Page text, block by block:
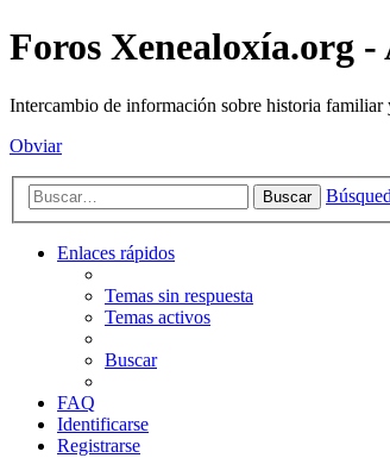
Foros Xenealoxía.org
Intercambio de información sobre historia familiar
Obviar
Buscar
Enlaces rápidos
Temas sin respuesta
Temas activos
Buscar
FAQ
Identificarse
Registrarse